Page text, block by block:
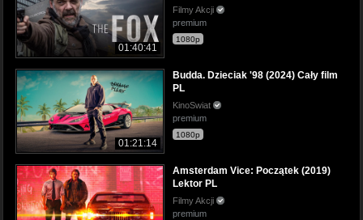
01:40:41
Filmy Akcji
premium
1080p
01:21:14
Budda. Dzieciak '98 (2024) Cały film
PL
KinoSwiat
premium
1080p
Amsterdam Vice: Początek (2019)
Lektor PL
Filmy Akcji
premium